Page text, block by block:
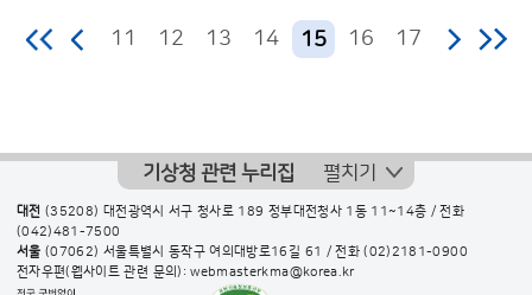
11 12 13 14 15 16 17
기상청 관련 누리집 펼치기
대전 (35208) 대전광역시 서구 청사로 189 정부대전청사 1동 11~14층 / 전화
(042)481-7500
서울 (07062) 서울특별시 동작구 여의대방로16길 61 / 전화(02)2181-0900
전자우편(웹사이트 관련 문의): webmasterkma@korea.kr